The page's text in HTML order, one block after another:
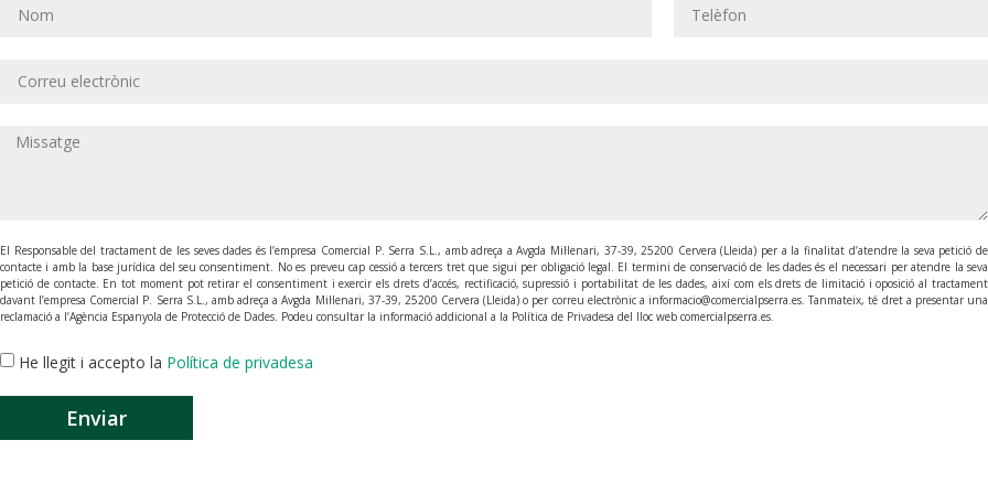
El Responsable del tractament de les seves dades és l’empresa Comercial P. Serra S.L., amb adreça a Avgda Mil·lenari, 37-39, 25200 Cervera (Lleida) per a la finalitat d’atendre la seva petició de
contacte i amb la base jurídica del seu consentiment. No es preveu cap cessió a tercers tret que sigui per obligació legal. El termini de conservació de les dades és el necessari per atendre la seva
petició de contacte. En tot moment pot retirar el consentiment i exercir els drets d’accés, rectificació, supressió i portabilitat de les dades, així com els drets de limitació i oposició al tractament
davant l’empresa Comercial P. Serra S.L., amb adreça a Avgda Mil·lenari, 37-39, 25200 Cervera (Lleida) o per correu electrònic a informacio@comercialpserra.es. Tanmateix, té dret a presentar una
reclamació a l’Agència Espanyola de Protecció de Dades. Podeu consultar la informació addicional a la Política de Privadesa del lloc web comercialpserra.es.
He llegit i accepto la Política de privadesa
Enviar